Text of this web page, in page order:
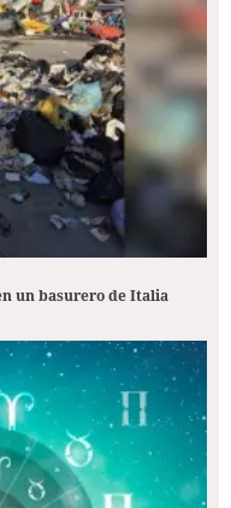
un basurero de Italia